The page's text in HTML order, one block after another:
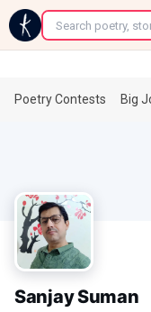
←
Poetry Contests Big
Sanjay Suman